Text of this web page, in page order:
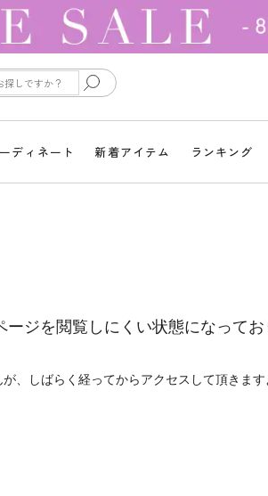
ディネート 新着アイテム ランキング
ジを閲覧しにくい状態になってお
、しばらく経ってからアクセスして頂きます